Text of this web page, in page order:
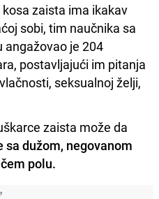
zaista ima ikakav
sobi, tim naučnika sa
angažovao je 204
postavljajući im pitanja
seksualnoj želji,
zaista može da
sa dužom, negovanom
polu.